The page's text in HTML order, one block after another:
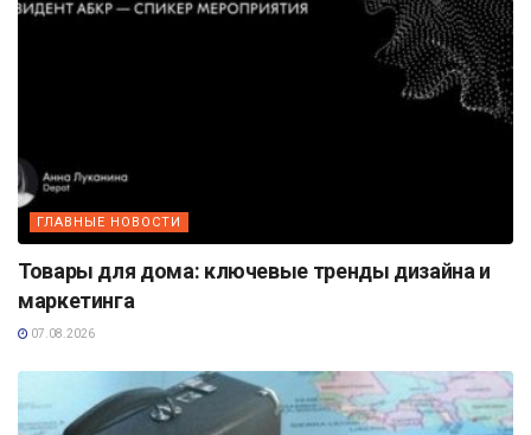
ГЛАВНЫЕ НОВОСТИ
Товары для дома: ключевые тренды дизайна и
маркетинга
07.08.2026